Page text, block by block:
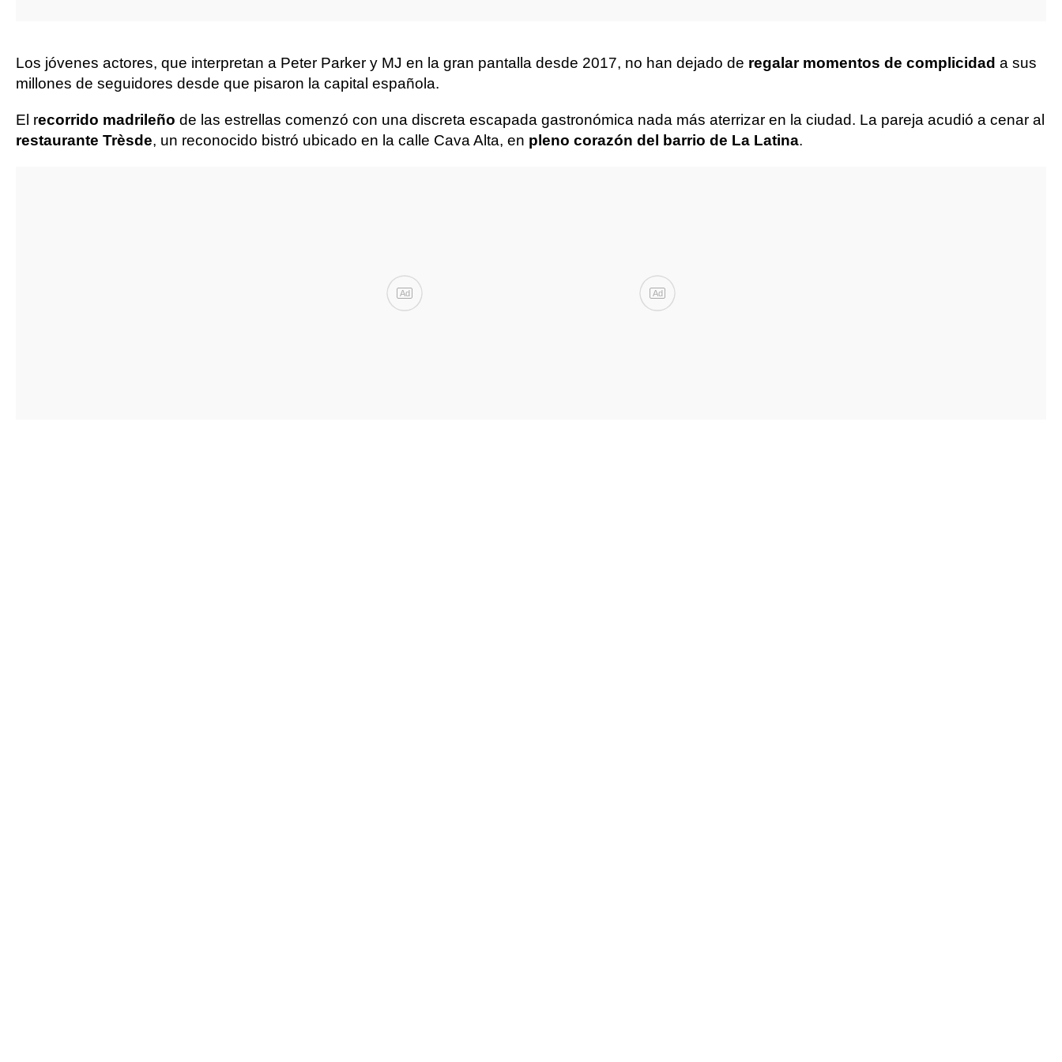
Los jóvenes actores, que interpretan a Peter Parker y MJ en la gran pantalla desde 2017, no han dejado de regalar momentos de complicidad a sus
millones de seguidores desde que pisaron la capital española.
El recorrido madrileño de las estrellas comenzó con una discreta escapada gastronómica nada más aterrizar en la ciudad. La pareja acudió a cenar al
restaurante Trèsde, un reconocido bistró ubicado en la calle Cava Alta, en pleno corazón del barrio de La Latina.
Ad Ad